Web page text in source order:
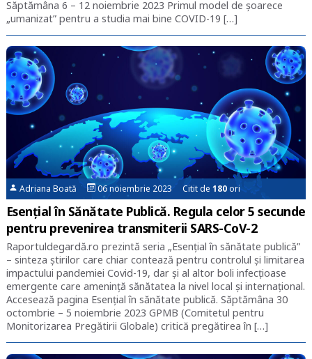
Săptămâna 6 – 12 noiembrie 2023 Primul model de șoarece
„umanizat” pentru a studia mai bine COVID-19 […]
Adriana Boată 06 noiembrie 2023 Citit de180ori
Esențial în Sănătate Publică. Regula celor 5 secunde
pentru prevenirea transmiterii SARS-CoV-2
Raportuldegardă.ro prezintă seria „Esențial în sănătate publică”
– sinteza știrilor care chiar contează pentru controlul și limitarea
impactului pandemiei Covid-19, dar și al altor boli infecțioase
emergente care amenință sănătatea la nivel local și internațional.
Accesează pagina Esențial în sănătate publică. Săptămâna 30
octombrie – 5 noiembrie 2023 GPMB (Comitetul pentru
Monitorizarea Pregătirii Globale) critică pregătirea în […]